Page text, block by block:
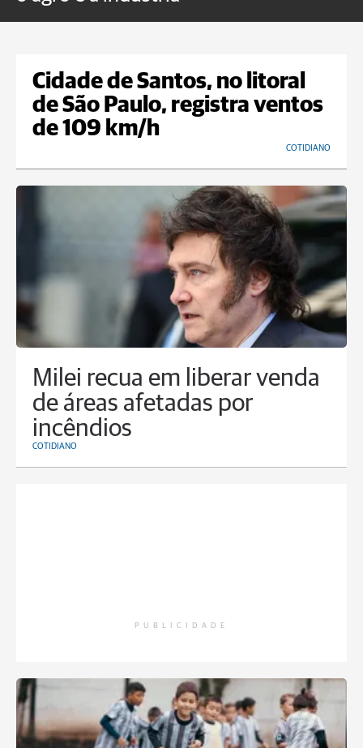
Cidade de Santos, no litoral
de São Paulo, registra ventos
de 109 km/h
COTIDIANO
Milei recua em liberar venda
de áreas afetadas por
incêndios
COTIDIANO
PUBLICIDADE